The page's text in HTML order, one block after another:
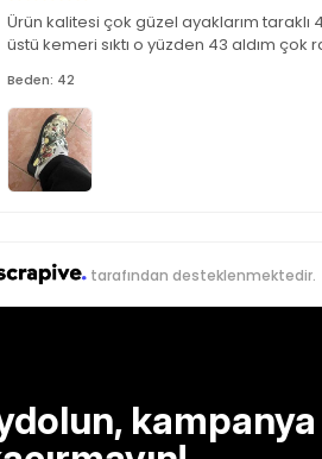
Ürün kalitesi çok güzel ayaklarım
üstü kemeri sıktı o yüzden 43 aldım
Beden: 42
tarafından desteklenmektedir.